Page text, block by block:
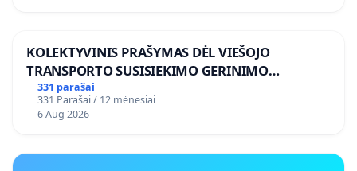
KOLEKTYVINIS PRAŠYMAS DĖL VIEŠOJO
TRANSPORTO SUSISIEKIMO GERINIMO
VOSYLIUKŲ KAIME
331 parašai
331 Parašai / 12 mėnesiai
6 Aug 2026